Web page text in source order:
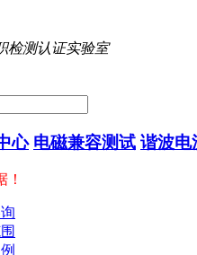
检测认证实验室
心 电磁兼容测试 谐波电
！